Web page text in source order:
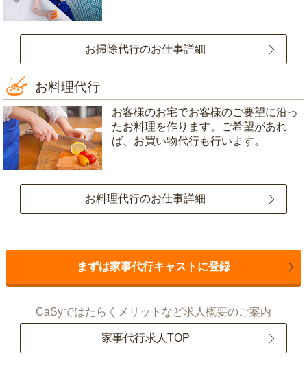
お掃除代行のお仕事詳細
お料理代行
お客様のお宅でお客様のご要望に沿っ
たお料理を作ります。ご希望があれ
ば、お買い物代行も行います。
お料理代行のお仕事詳細
まずは家事代行キャストに登録
CaSyではたらくメリットなど求人概要のご案内
家事代行求人TOP